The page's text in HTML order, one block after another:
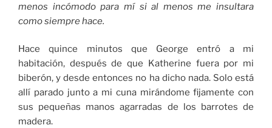
menos incómodo para mí si al menos me insultara
como siempre hace.
Hace quince minutos que George entró a mi
habitación, después de que Katherine fuera por mi
biberón, y desde entonces no ha dicho nada. Solo está
allí parado junto a mi cuna mirándome fijamente con
sus pequeñas manos agarradas de los barrotes de
madera.